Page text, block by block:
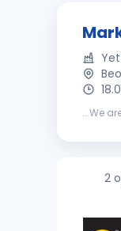
...We
2